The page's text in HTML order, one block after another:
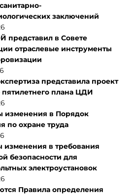
заключений
представил в Совете
отраслевые инструменты
представила проект
пятилетнего плана ЦДИ
изменения в Порядок
по охране труда
изменения в требования
безопасности для
электроустановок
Правила определения